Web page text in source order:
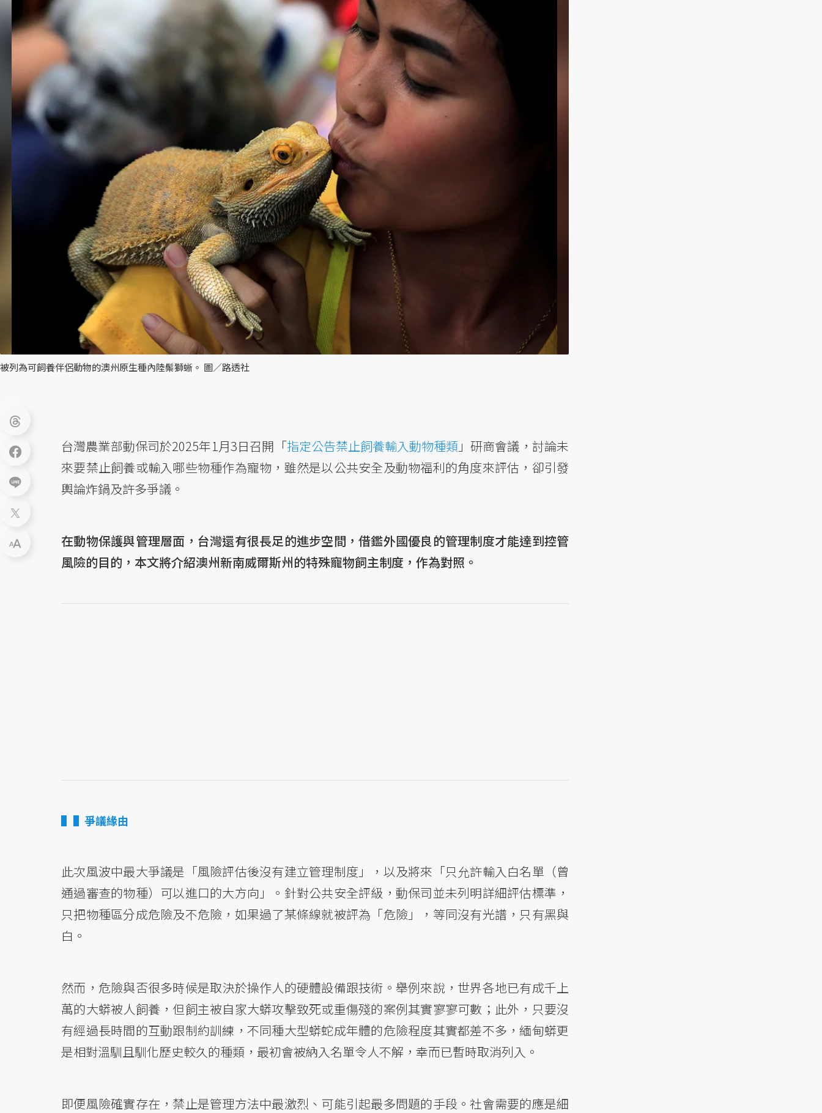
被列為可飼養伴侶動物的澳州原生種內陸鬃獅蜥。 圖／路透社
台灣農業部動保司於2025年1月3日召開「指定公告禁止飼養輸入動物種類」研商會議，討論未
來要禁止飼養或輸入哪些物種作為寵物，雖然是以公共安全及動物福利的角度來評估，卻引發
輿論炸鍋及許多爭議。
在動物保護與管理層面，台灣還有很長足的進步空間，借鑑外國優良的管理制度才能達到控管
風險的目的，本文將介紹澳州新南威爾斯州的特殊寵物飼主制度，作為對照。
▌爭議緣由
此次風波中最大爭議是「風險評估後沒有建立管理制度」，以及將來「只允許輸入白名單（曾
通過審查的物種）可以進口的大方向」。針對公共安全評級，動保司並未列明詳細評估標準，
只把物種區分成危險及不危險，如果過了某條線就被評為「危險」，等同沒有光譜，只有黑與
白。
然而，危險與否很多時候是取決於操作人的硬體設備跟技術。舉例來說，世界各地已有成千上
萬的大蟒被人飼養，但飼主被自家大蟒攻擊致死或重傷殘的案例其實寥寥可數；此外，只要沒
有經過長時間的互動跟制約訓練，不同種大型蟒蛇成年體的危險程度其實都差不多，緬甸蟒更
是相對溫馴且馴化歷史較久的種類，最初會被納入名單令人不解，幸而已暫時取消列入。
即便風險確實存在，禁止是管理方法中最激烈、可能引起最多問題的手段。社會需要的應是細